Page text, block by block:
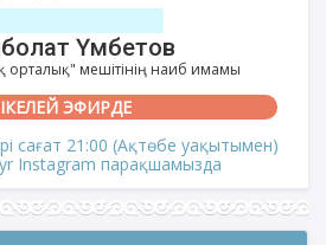
Үмбетов
орталық" мешітінің наиб имамы
ЭФИРДЕ
сағат 21:00 (Ақтөбе уақытымен)
Instagram парақшамызда